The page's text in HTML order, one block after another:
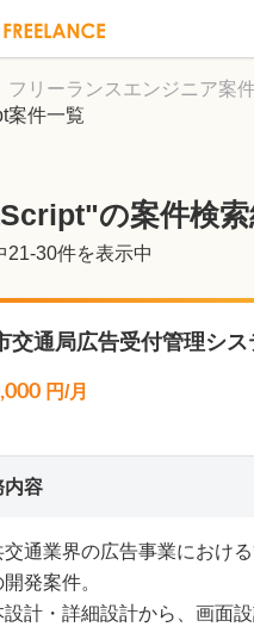
フリーランスエンジニア案
案件一覧
の案件検索
21-30件を表示中
交通局広告受付管理シス
円/月
内容
交通業界の広告事業におけ
開発案件。
設計・詳細設計から、画面